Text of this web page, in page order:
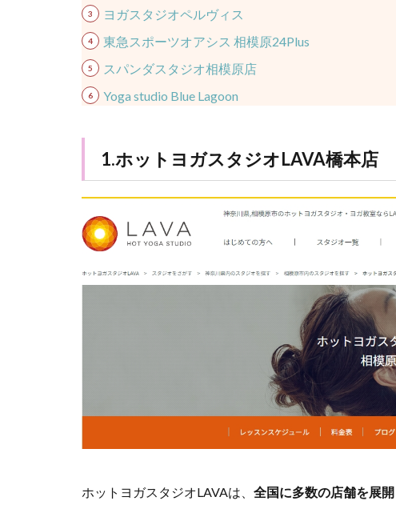
ヨガスタジオペルヴィス
東急スポーツオアシス 相模原24Plus
スパンダスタジオ相模原店
Yoga studio Blue Lagoon
1.ホットヨガスタジオLAVA橋本店
ホットヨガスタジオLAVAは、 全国に多数の店舗を展開